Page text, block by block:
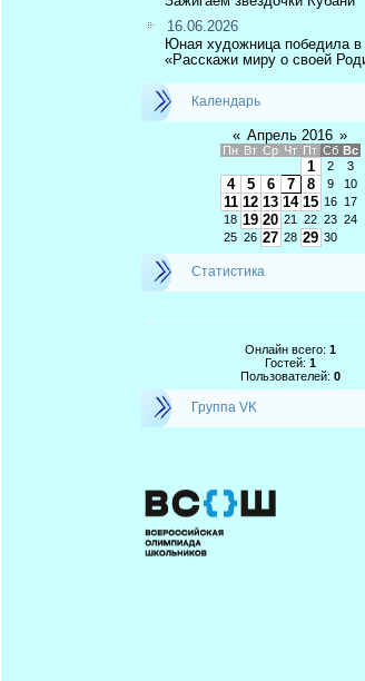
16.06.2026
Юная художница победила в
«Расскажи миру о своей
Календарь
« Апрель 2016 »
Пн Вт Ср Чт Пт Сб Вс
1 2 3
4 5 6 7 8 9 10
11 12 13 14 15 16 17
18 19 20 21 22 23 24
25 26 27 28 29 30
Статистика
Онлайн всего: 1
Гостей: 1
Пользователей: 0
Группа VK